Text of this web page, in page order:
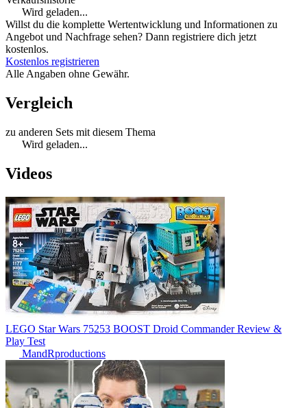
Wird geladen...
Willst du die komplette Wertentwicklung und Informationen zu
Angebot und Nachfrage sehen? Dann registriere dich jetzt
kostenlos.
Kostenlos registrieren
Alle Angaben ohne Gewähr.
Vergleich
zu anderen Sets mit diesem Thema
Wird geladen...
Videos
LEGO Star Wars 75253 BOOST Droid Commander Review &
Play Test
MandRproductions